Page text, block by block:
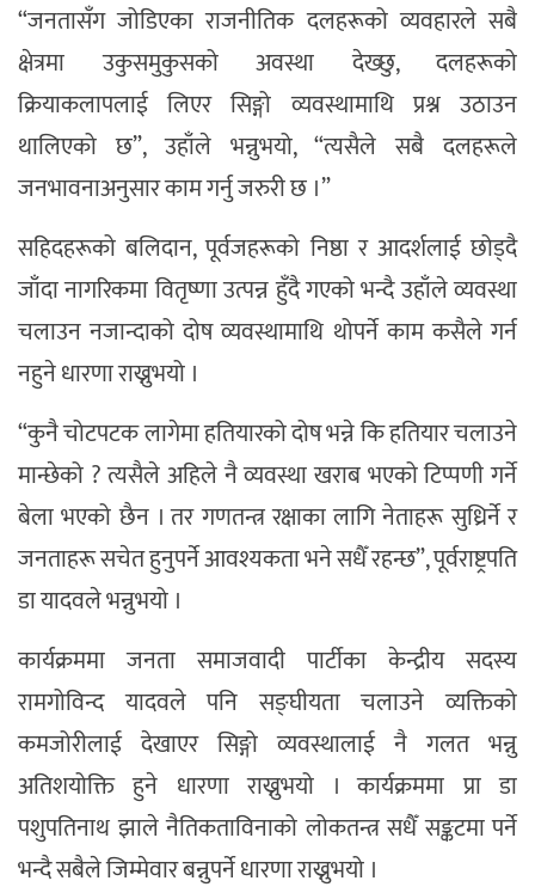
“जनतासँग जोडिएका राजनीतिक दलहरूको व्यवहारले सबै
क्षेत्रमा उकुसमुकुसको अवस्था देख्छु, दलहरूको
क्रियाकलापलाई लिएर सिङ्गो व्यवस्थामाथि प्रश्न उठाउन
थालिएको छ”, उहाँले भन्नुभयो, “त्यसैले सबै दलहरूले
जनभावनाअनुसार काम गर्नु जरुरी छ ।”
सहिदहरूको बलिदान, पूर्वजहरूको निष्ठा र आदर्शलाई छोड्दै
जाँदा नागरिकमा वितृष्णा उत्पन्न हुँदै गएको भन्दै उहाँले व्यवस्था
चलाउन नजान्दाको दोष व्यवस्थामाथि थोपर्ने काम कसैले गर्न
नहुने धारणा राख्नुभयो ।
“कुनै चोटपटक लागेमा हतियारको दोष भन्ने कि हतियार चलाउने
मान्छेको ? त्यसैले अहिले नै व्यवस्था खराब भएको टिप्पणी गर्ने
बेला भएको छैन । तर गणतन्त्र रक्षाका लागि नेताहरू सुध्रिर्ने र
जनताहरू सचेत हुनुपर्ने आवश्यकता भने सधैँ रहन्छ”, पूर्वराष्ट्रपति
डा यादवले भन्नुभयो ।
कार्यक्रममा जनता समाजवादी पार्टीका केन्द्रीय सदस्य
रामगोविन्द यादवले पनि सङ्घीयता चलाउने व्यक्तिको
कमजोरीलाई देखाएर सिङ्गो व्यवस्थालाई नै गलत भन्नु
अतिशयोक्ति हुने धारणा राख्नुभयो । कार्यक्रममा प्रा डा
पशुपतिनाथ झाले नैतिकताविनाको लोकतन्त्र सधैँ सङ्कटमा पर्ने
भन्दै सबैले जिम्मेवार बन्नुपर्ने धारणा राख्नुभयो ।